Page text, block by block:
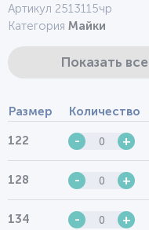
Артикул 2513115чр
Категория Майки
Показать
Размер Количество
122 - +
128 - +
134 - +